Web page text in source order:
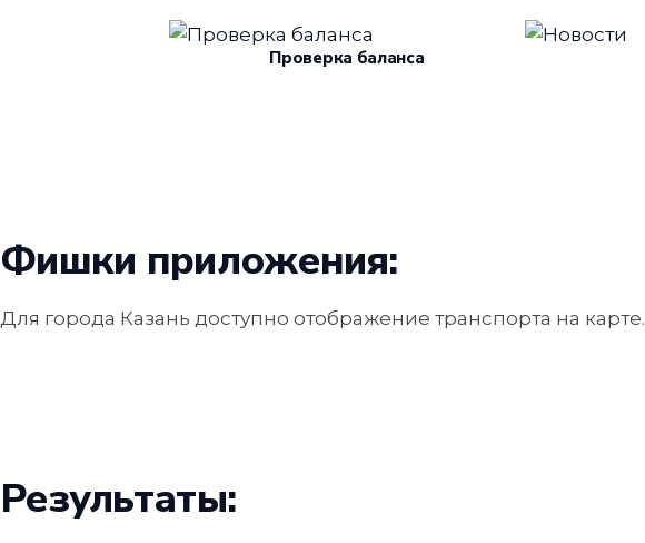
Проверка баланса
Фишки приложения:
Для города Казань доступно отображение транспорта на карте.
Результаты: